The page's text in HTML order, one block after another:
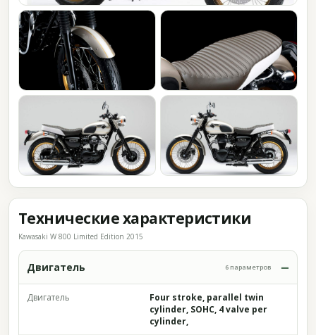
Технические характеристики
Kawasaki W 800 Limited Edition 2015
Двигатель 6 параметров
Двигатель
Four stroke, parallel twin
cylinder, SOHC, 4 valve per
cylinder,